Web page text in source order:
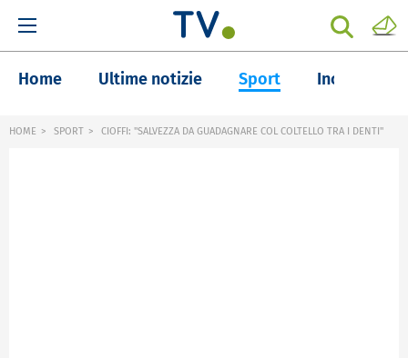
Home Ultime notizie Sport Inchieste
HOME SPORT CIOFFI: "SALVEZZA DA GUADAGNARE COL COLTELLO TRA I DENTI"